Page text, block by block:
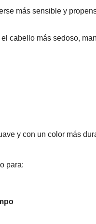
más sensible y
cabello más sedoso,
y con un color más
para: